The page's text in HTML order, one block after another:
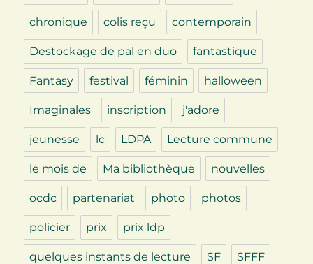
chronique colis reçu contemporain
Destockage de pal en duo fantastique
Fantasy festival féminin halloween
Imaginales inscription j'adore
jeunesse lc LDPA Lecture commune
le mois de Ma bibliothèque nouvelles
ocdc partenariat photo photos
policier prix prix ldp
quelques instants de lecture SF SFFF